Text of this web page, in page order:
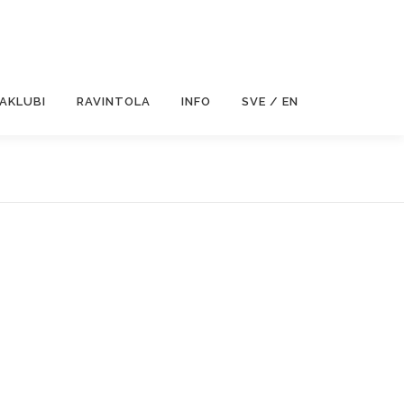
RAVINTOLA INFO SVE / EN